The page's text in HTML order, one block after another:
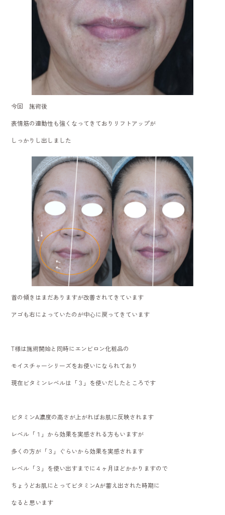
今回 施術後
表情筋の連動性も強くなってきておりリフトアップが
しっかりし出しました
首の傾きはまだありますが改善されてきています
アゴも右によっていたのが中心に戻ってきています
T様は施術開始と同時にエンビロン化粧品の
モイスチャーシリーズをお使いになられており
現在ビタミンレベルは「３」を使いだしたところです
ビタミンA濃度の高さが上がればお肌に反映されます
レベル「１」から効果を実感される方もいますが
多くの方が「３」ぐらいから効果を実感されます
レベル「３」を使い出すまでに４ヶ月ほどかかりますので
ちょうどお肌にとってビタミンAが蓄え出された時期に
なると思います